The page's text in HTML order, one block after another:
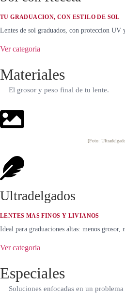
TU GRADUACION, CON ESTILO DE SOL
Lentes de sol graduados, con proteccion UV
Ver categoria
Materiales
El grosor y peso final de tu lente.
[Foto:
Ultradelgados
LENTES MAS FINOS Y LIVIANOS
Ideal para graduaciones altas: menos grosor,
Ver categoria
Especiales
Soluciones enfocadas en un